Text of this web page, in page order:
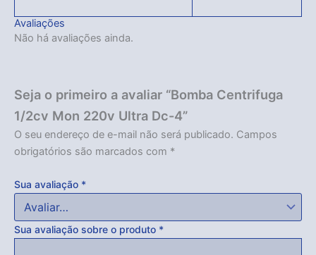
Avaliações
Não há avaliações ainda.
Seja o primeiro a avaliar “Bomba Centrifuga
1/2cv Mon 220v Ultra Dc-4”
O seu endereço de e-mail não será publicado. Campos
obrigatórios são marcados com *
Sua avaliação *
Sua avaliação sobre o produto *